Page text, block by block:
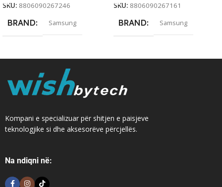
SKU: 8806090267246
BRAND Samsung
SKU: 8806090267161
BRAND Samsung
Kompani e specializuar për shitjen e paisjeve
teknologjike si dhe aksesorëve përcjellës.
Na ndiqni në: